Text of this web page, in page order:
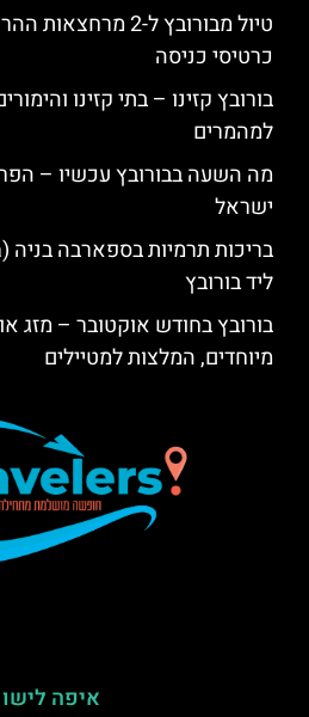
טיול מבורובץ ל-2
כרטיסי כניסה
בורובץ קזינו – בתי קזינו
למהמרים
מה השעה בבורובץ עכשיו –
ישראל
ליד בורובץ
בורובץ בחודש אוקטובר – מזג
מיוחדים, המלצות למטיילים
איפה